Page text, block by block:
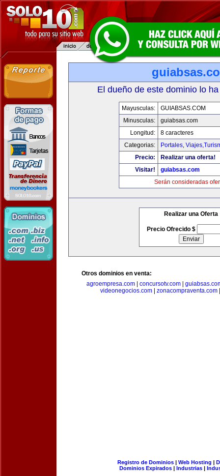
El dueño de este dominio lo
Mayusculas:
GUIABSAS.COM
Minusculas:
guiabsas.com
Longitud:
8 caracteres
Categorias:
Portales,
Precio:
Realizar una oferta!
Visitar!
guiabsas.com
Serán consideradas
Realizar una Oferta
Precio Ofrecido $
Otros dominios en venta:
agroempresa.com
concursotv.com
videonegocios.com
zonacompraventa.com
Registro de Dominios| Web Hosting |
Dominios Expirados | Industrias |